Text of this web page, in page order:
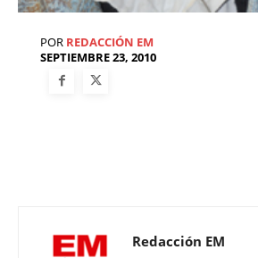
POR REDACCIÓN EM
SEPTIEMBRE 23, 2010
Redacción EM